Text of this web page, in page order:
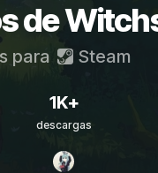
de
para Steam
1K+
descargas